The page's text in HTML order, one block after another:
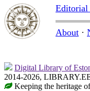
Editorial
About ·
Digital Library of
2014-2026,
Keeping the heritage